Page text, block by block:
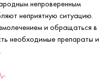
непроверенным
неприятную ситуацию.
и обращаться в
необходимые препараты и